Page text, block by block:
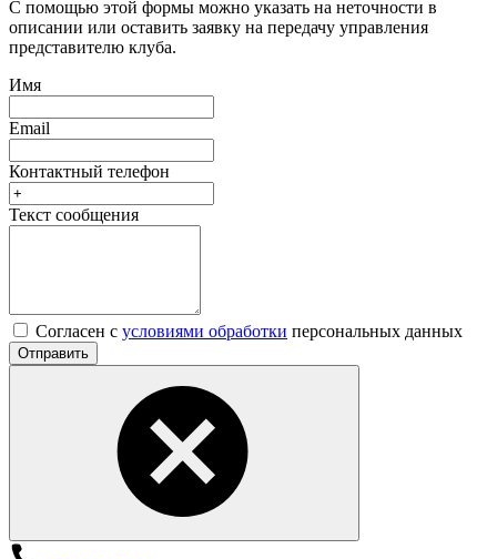
С помощью этой формы можно указать на неточности в
описании или оставить заявку на передачу управления
представителю клуба.
Имя
Email
Контактный телефон
Текст сообщения
Согласен с условиями обработки персональных данных
Отправить